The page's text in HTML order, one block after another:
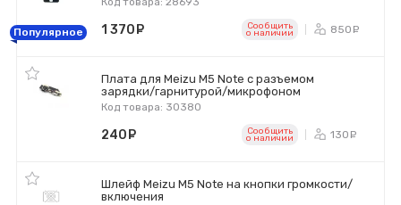
Популярное 1 370 Сообщить
o наличии 850
Плата для Meizu M5 Note с разъемом
зарядки/гарнитурой/микрофоном
Код товара: 30380
240 Сообщить
o наличии 130
Шлейф Meizu M5 Note на кнопки громкости/
включения